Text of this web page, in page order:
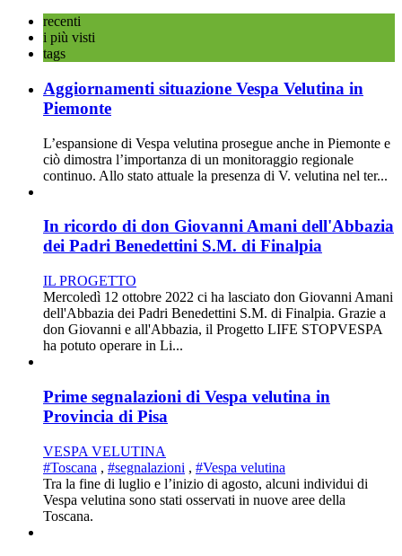
recenti
i più visti
tags
Aggiornamenti situazione Vespa Velutina in
Piemonte
L’espansione di Vespa velutina prosegue anche in Piemonte e
ciò dimostra l’importanza di un monitoraggio regionale
continuo. Allo stato attuale la presenza di V. velutina nel ter...
In ricordo di don Giovanni Amani dell'Abbazia
dei Padri Benedettini S.M. di Finalpia
IL PROGETTO
Mercoledì 12 ottobre 2022 ci ha lasciato don Giovanni Amani
dell'Abbazia dei Padri Benedettini S.M. di Finalpia. Grazie a
don Giovanni e all'Abbazia, il Progetto LIFE STOPVESPA
ha potuto operare in Li...
Prime segnalazioni di Vespa velutina in
Provincia di Pisa
VESPA VELUTINA
#Toscana , #segnalazioni , #Vespa velutina
Tra la fine di luglio e l’inizio di agosto, alcuni individui di
Vespa velutina sono stati osservati in nuove aree della
Toscana.